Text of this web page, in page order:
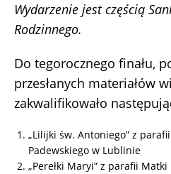
Wydarzenie jest częścią
Rodzinnego.
Do tegorocznego finału,
przesłanych materiałów
zakwalifikowało
„Lilijki św. Antoniego” z
Padewskiego w Lublinie
„Perełki Maryi” z parafii